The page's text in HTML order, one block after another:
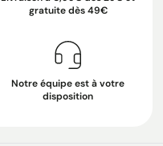
gratuite dès 49€
Notre équipe est à votre
disposition